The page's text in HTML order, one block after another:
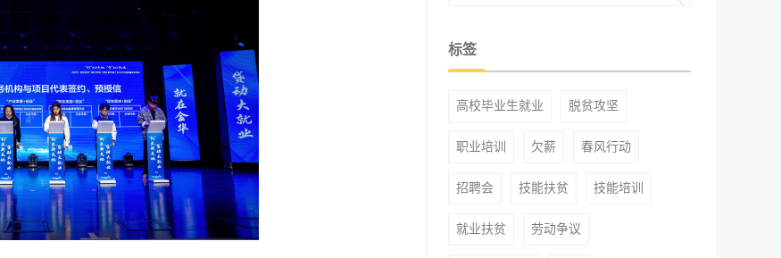
标签
高校毕业生就业 脱贫攻坚
职业培训 欠薪 春风行动
招聘会 技能扶贫 技能培训
就业扶贫 劳动争议